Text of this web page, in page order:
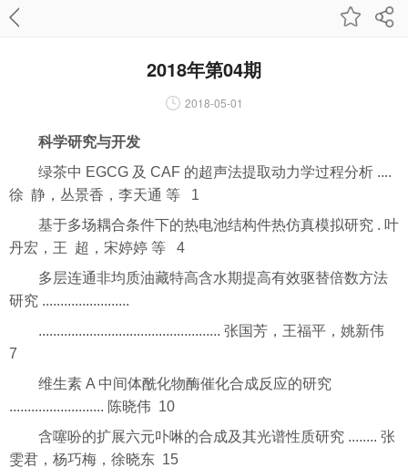
2018年第04期
2018-05-01
科学研究与开发
绿茶中 EGCG 及 CAF 的超声法提取动力学过程分析 ....
徐 静，丛景香，李天通 等 1
基于多场耦合条件下的热电池结构件热仿真模拟研究 . 叶
丹宏，王 超，宋婷婷 等 4
多层连通非均质油藏特高含水期提高有效驱替倍数方法
研究 ........................
.................................................. 张国芳，王福平，姚新伟
7
维生素 A 中间体酰化物酶催化合成反应的研究
.......................... 陈晓伟 10
含噻吩的扩展六元卟啉的合成及其光谱性质研究 ........ 张
雯君，杨巧梅，徐晓东 15